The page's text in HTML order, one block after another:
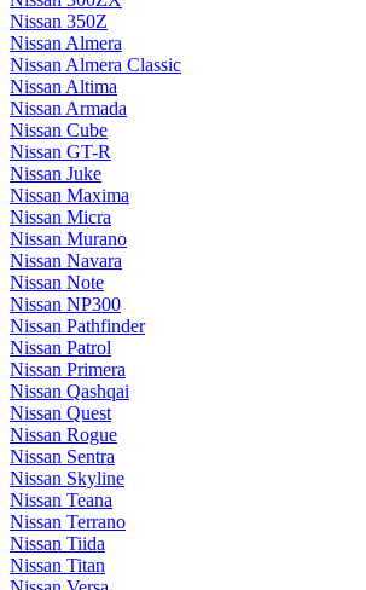
Nissan 350Z
Nissan Almera
Nissan Almera Classic
Nissan Altima
Nissan Armada
Nissan Cube
Nissan GT-R
Nissan Juke
Nissan Maxima
Nissan Micra
Nissan Murano
Nissan Navara
Nissan Note
Nissan NP300
Nissan Pathfinder
Nissan Patrol
Nissan Primera
Nissan Qashqai
Nissan Quest
Nissan Rogue
Nissan Sentra
Nissan Skyline
Nissan Teana
Nissan Terrano
Nissan Tiida
Nissan Titan